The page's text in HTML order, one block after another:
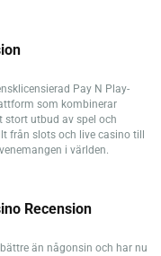
Pay N Play-
som kombinerar
stort utbud av spel och
från slots och live casino till
i världen.
Recension
än någonsin och har nu